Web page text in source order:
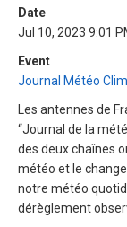
Date
Jul 10, 2023 9:01
Event
Journal Météo
Les antennes de
“Journal de la
des deux chaînes
météo et le
notre météo
dérèglement